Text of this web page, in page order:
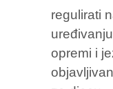
regulirati
opremi i